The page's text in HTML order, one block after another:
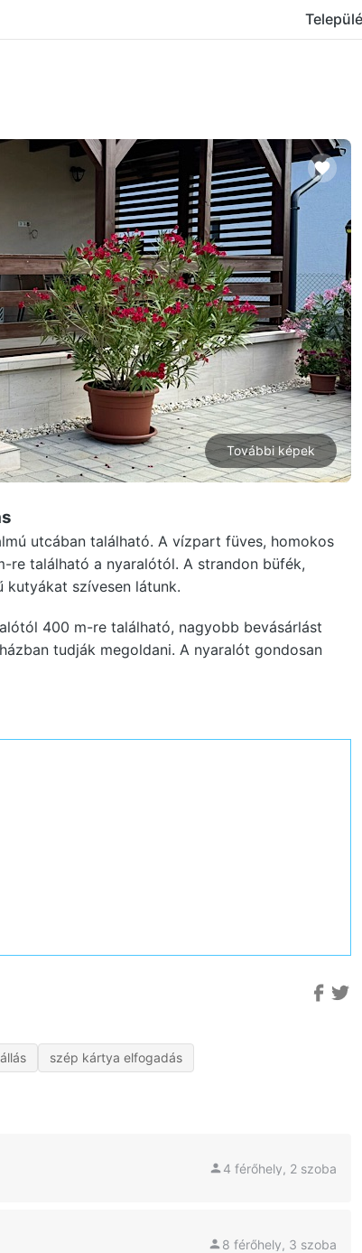
További képek
utcában található. A vízpart füves, homokos
re található a nyaralótól. A strandon büfék,
kutyákat szívesen látunk.
400 m-re található, nagyobb bevásárlást
tudják megoldani. A nyaralót gondosan
szép kártya elfogadás
4 férőhely, 2 szoba
8 férőhely, 3 szoba